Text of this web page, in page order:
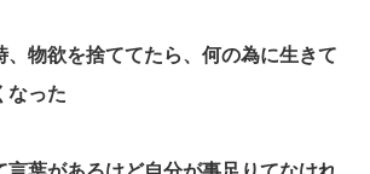
、物欲を捨ててたら、何の為に生きて
なった